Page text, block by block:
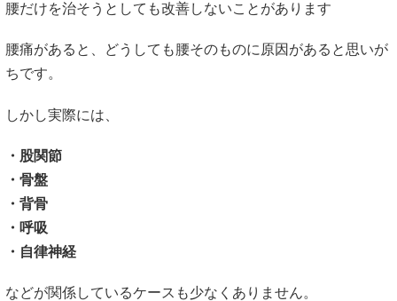
腰だけを治そうとしても改善しないことがあります
腰痛があると、どうしても腰そのものに原因があると思いが
ちです。
しかし実際には、
・股関節
・骨盤
・背骨
・呼吸
・自律神経
などが関係しているケースも少なくありません。